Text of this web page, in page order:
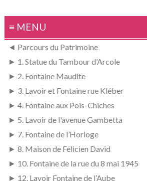
≡ MENU
◄ Parcours du Patrimoine
► 1. Statue du Tambour d’Arcole
► 2. Fontaine Maudite
► 3. Lavoir et Fontaine rue Kléber
► 4. Fontaine aux Pois-Chiches
► 5. Lavoir de l'avenue Gambetta
► 7. Fontaine de l’Horloge
► 8. Maison de Félicien David
► 10. Fontaine de la rue du 8 mai 1945
► 12. Lavoir Fontaine de l’Aube